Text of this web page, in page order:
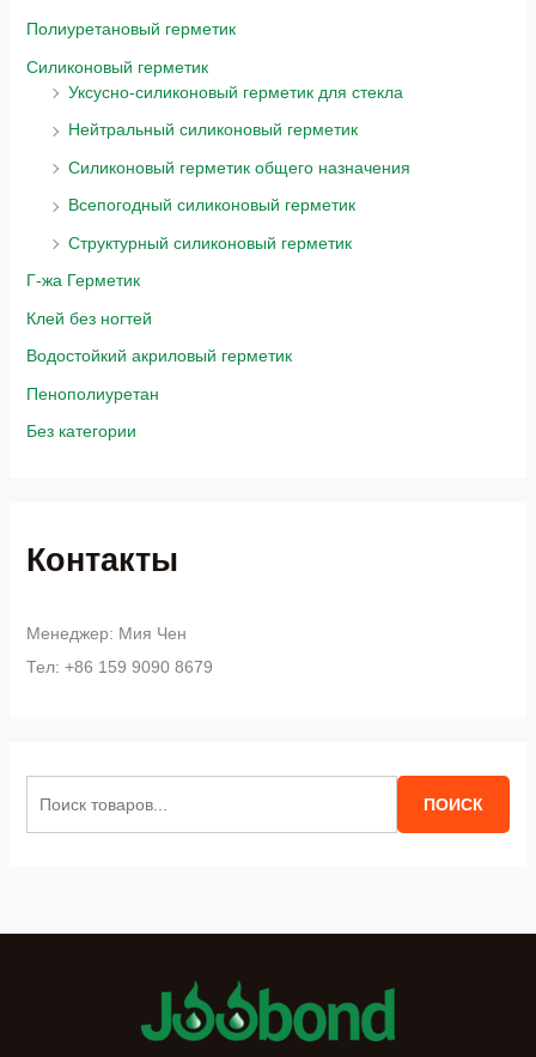
Полиуретановый герметик
Силиконовый герметик
Уксусно-силиконовый герметик для стекла
Нейтральный силиконовый герметик
Силиконовый герметик общего назначения
Всепогодный силиконовый герметик
Структурный силиконовый герметик
Г-жа Герметик
Клей без ногтей
Водостойкий акриловый герметик
Пенополиуретан
Без категории
Контакты
Менеджер: Мия Чен
Тел: +86 159 9090 8679
ПОИСК